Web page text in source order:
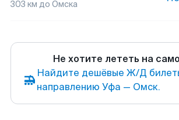
303 км до Омска
Не хотите лететь на
Найдите дешёвые Ж/Д
направлению Уфа — Омск.